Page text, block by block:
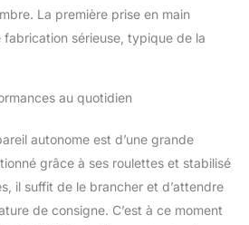
La première prise en main
sérieuse, typique de la
au quotidien
autonome est d’une grande
grâce à ses roulettes et stabilisé
il suffit de le brancher et d’attendre
de consigne. C’est à ce moment